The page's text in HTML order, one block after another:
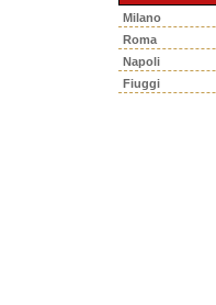
Milano
Roma
Napoli
Fiuggi